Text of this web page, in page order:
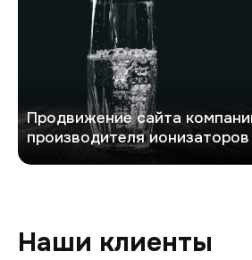
Продвижение сайта
производителя
Наши клиенты